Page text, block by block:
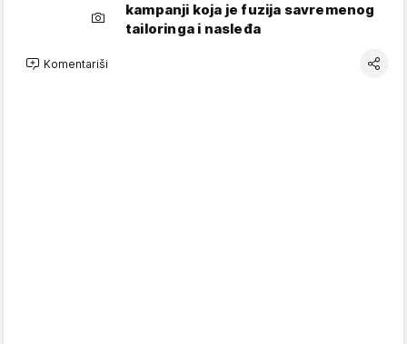
kampanji koja je fuzija savremenog
tailoringa i nasleđa
Komentariši